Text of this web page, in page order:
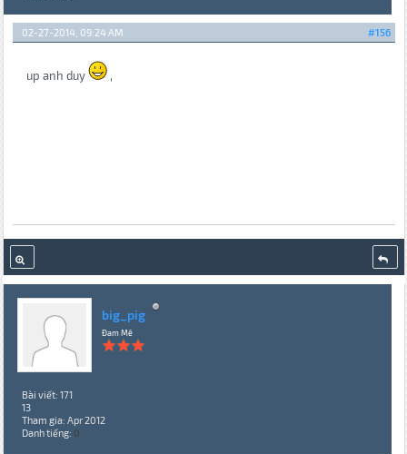
#156
02-27-2014, 09:24 AM
up anh duy ,
big_pig
Đam Mê
Bài viết: 171
13
Tham gia: Apr 2012
Danh tiếng: 0